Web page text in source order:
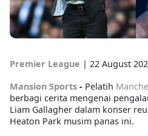
Premier League | 22 August
Mansion Sports - Pelatih
berbagi cerita mengenai
Liam Gallagher dalam konser
Heaton Park musim panas ini.